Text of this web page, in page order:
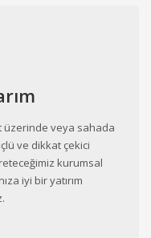
üzerinde veya sahada
ve dikkat çekici
kurumsal
iyi bir yatırım